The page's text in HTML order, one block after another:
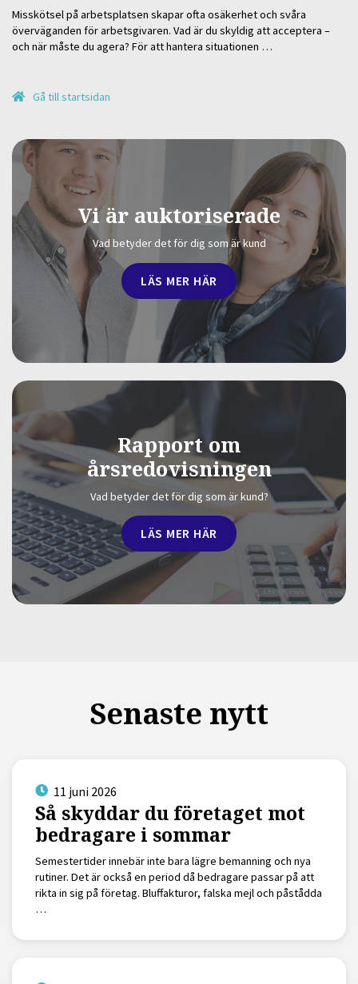
Misskötsel på arbetsplatsen skapar ofta osäkerhet och svåra
överväganden för arbetsgivaren. Vad är du skyldig att acceptera –
och när måste du agera? För att hantera situationen …
Gå till startsidan
Vi är auktoriserade
Vad betyder det för dig som är kund
LÄS MER HÄR
Rapport om
årsredovisningen
Vad betyder det för dig som är kund?
LÄS MER HÄR
Senaste nytt
11 juni 2026
Så skyddar du företaget mot
bedragare i sommar
Semestertider innebär inte bara lägre bemanning och nya
rutiner. Det är också en period då bedragare passar på att
rikta in sig på företag. Bluffakturor, falska mejl och påstådda
…